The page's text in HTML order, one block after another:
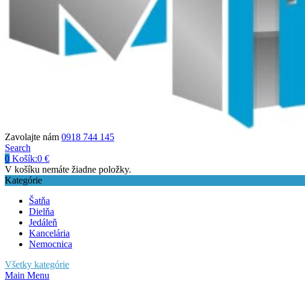
Zavolajte nám 0918 744 145
Search
0 Košík:0 €
V košíku nemáte žiadne položky.
Kategórie
Šatňa
Dielňa
Jedáleň
Kancelária
Nemocnica
Všetky kategórie
Main Menu